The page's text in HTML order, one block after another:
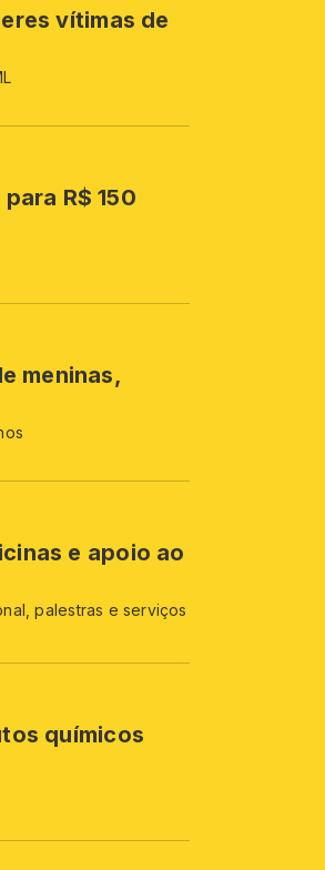
vítimas de
R$ 150
meninas,
e apoio ao
palestras e serviços
químicos